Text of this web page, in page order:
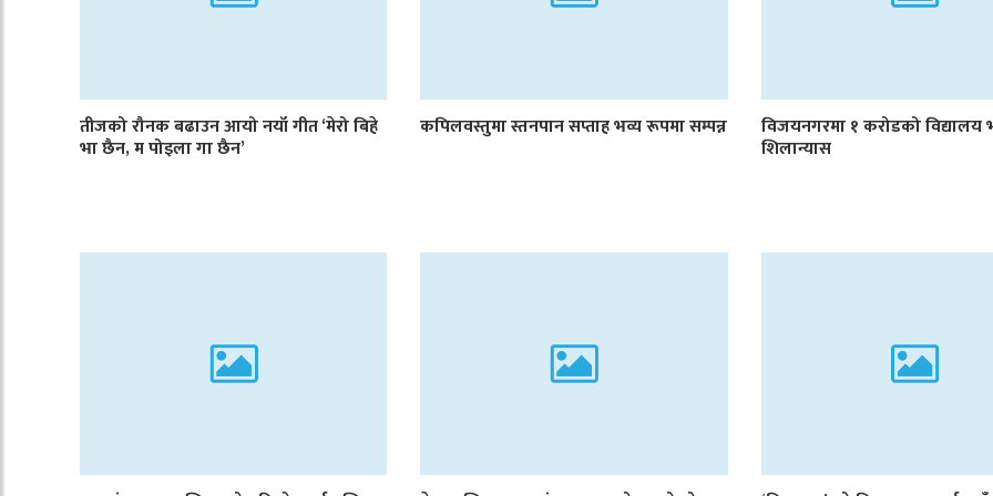
तीजको रौनक बढाउन आयो नयाँ गीत ‘मेरो बिहे
भा छैन, म पोइला गा छैन’
कपिलवस्तुमा स्तनपान सप्ताह भव्य रूपमा सम्पन्न विजयनगरमा १ करोडको विद्यालय
शिलान्यास